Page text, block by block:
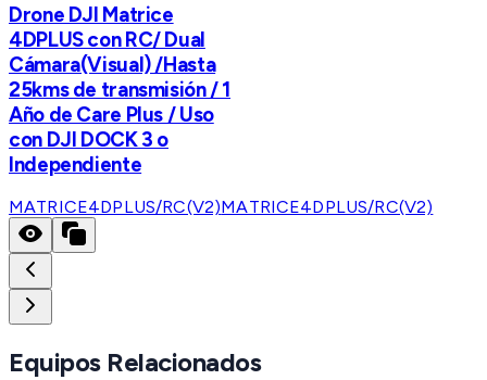
Drone DJI Matrice
4DPLUS con RC/ Dual
Cámara(Visual) /Hasta
25kms de transmisión / 1
Año de Care Plus / Uso
con DJI DOCK 3 o
Independiente
MATRICE4DPLUS/RC(V2)MATRICE4DPLUS/RC(V2)
Equipos Relacionados